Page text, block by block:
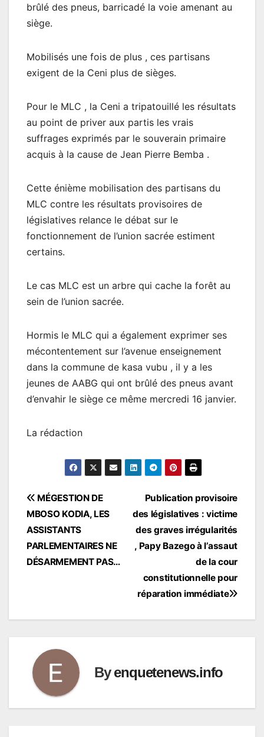
brûlé des pneus, barricadé la voie amenant au
siège.
Mobilisés une fois de plus , ces partisans
exigent de la Ceni plus de sièges.
Pour le MLC , la Ceni a tripatouillé les résultats
au point de priver aux partis les vrais
suffrages exprimés par le souverain primaire
acquis à la cause de Jean Pierre Bemba .
Cette énième mobilisation des partisans du
MLC contre les résultats provisoires de
législatives relance le débat sur le
fonctionnement de l’union sacrée estiment
certains.
Le cas MLC est un arbre qui cache la forêt au
sein de l’union sacrée.
Hormis le MLC qui a également exprimer ses
mécontentement sur l’avenue enseignement
dans la commune de kasa vubu , il y a les
jeunes de AABG qui ont brûlé des pneus avant
d’envahir le siège ce même mercredi 16 janvier.
La rédaction
Navigation
de
l’article
Publication provisoire
des législatives : victime
des graves irrégularités
, Papy Bazego à l’assaut
de la cour
constitutionnelle pour
réparation immédiate
MÉGESTION DE
MBOSO KODIA, LES
ASSISTANTS
PARLEMENTAIRES NE
DÉSARMEMENT PAS…
Byenquetenews.info